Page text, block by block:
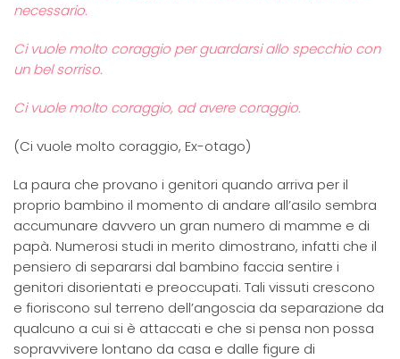
necessario.
Ci vuole molto coraggio per guardarsi allo specchio con
un bel sorriso.
Ci vuole molto coraggio, ad avere coraggio.
(Ci vuole molto coraggio, Ex-otago)
La paura che provano i genitori quando arriva per il
proprio bambino il momento di andare all’asilo sembra
accumunare davvero un gran numero di mamme e di
papà. Numerosi studi in merito dimostrano, infatti che il
pensiero di separarsi dal bambino faccia sentire i
genitori disorientati e preoccupati. Tali vissuti crescono
e fioriscono sul terreno dell’angoscia da separazione da
qualcuno a cui si è attaccati e che si pensa non possa
sopravvivere lontano da casa e dalle figure di